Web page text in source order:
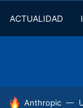
ACTUALIDAD
HOY SE
Anthropic